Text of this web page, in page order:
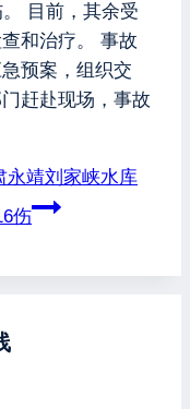
目前，其余受
和治疗。 事故
预案，组织交
赶赴现场，事故
永靖刘家峡水库
伤